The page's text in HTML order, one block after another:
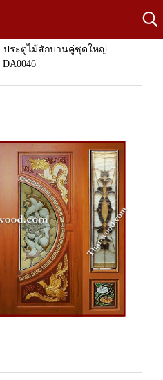
ประตูไม้สักบานคู่ชุดใหญ่